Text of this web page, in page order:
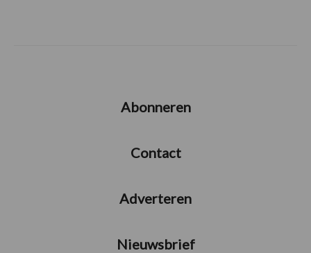
Abonneren
Contact
Adverteren
Nieuwsbrief